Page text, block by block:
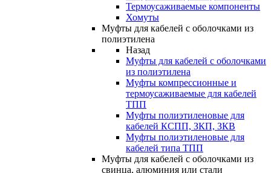
Термоусаживаемые компоненты
Хомуты
Муфты для кабелей с оболочками из
полиэтилена
Назад
Муфты для кабелей с оболочками
из полиэтилена
Муфты компрессионные и
термоусаживаемые для кабелей
ТПП
Муфты полиэтиленовые для
кабелей КСПП, ЗКП, ЗКВ
Муфты полиэтиленовые для
кабелей типа ТПП
Муфты для кабелей с оболочками из
свинца, алюминия или стали